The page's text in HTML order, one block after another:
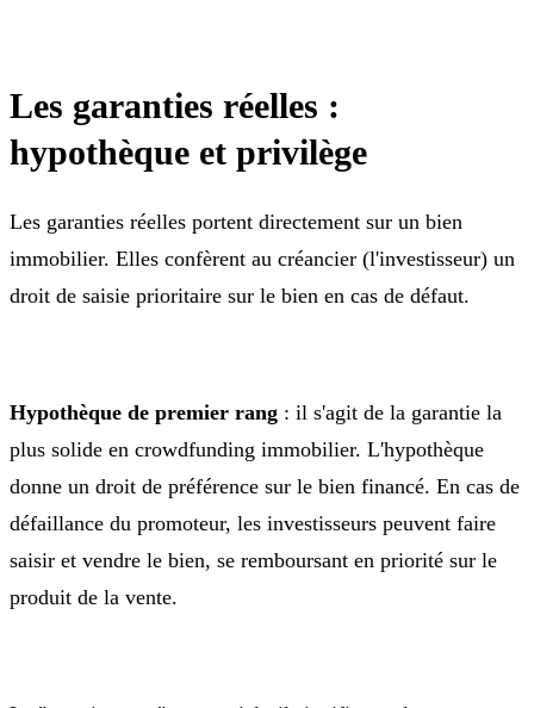
Les garanties réelles :
hypothèque et privilège
Les garanties réelles portent directement sur un bien
immobilier. Elles confèrent au créancier (l'investisseur) un
droit de saisie prioritaire sur le bien en cas de défaut.
Hypothèque de premier rang : il s'agit de la garantie la
plus solide en crowdfunding immobilier. L'hypothèque
donne un droit de préférence sur le bien financé. En cas de
défaillance du promoteur, les investisseurs peuvent faire
saisir et vendre le bien, se remboursant en priorité sur le
produit de la vente.